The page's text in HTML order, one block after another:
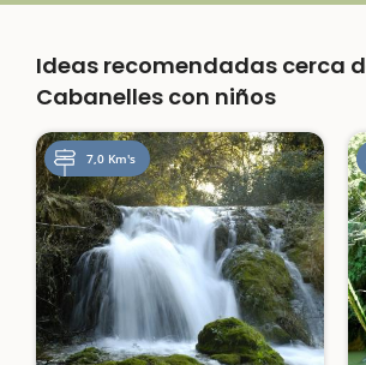
Ideas recomendadas cerca
Cabanelles con niños
7,0 Km's